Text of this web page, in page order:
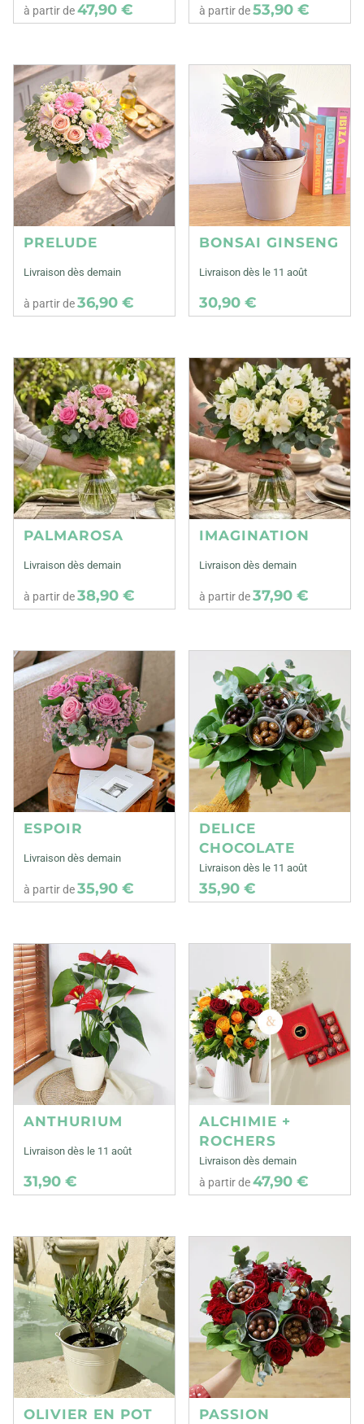
à partir de47,90 € à partir de53,90 €
PRELUDE
Livraison dès demain
à partir de36,90 €
BONSAI GINSENG
Livraison dès le 11 août
30,90 €
PALMAROSA
Livraison dès demain
à partir de38,90 €
IMAGINATION
Livraison dès demain
à partir de37,90 €
ESPOIR
Livraison dès demain
à partir de35,90 €
DELICE
CHOCOLATE
Livraison dès le 11 août
35,90 €
ANTHURIUM
Livraison dès le 11 août
31,90 €
ALCHIMIE +
ROCHERS
Livraison dès demain
à partir de47,90 €
OLIVIER EN POT
PASSION